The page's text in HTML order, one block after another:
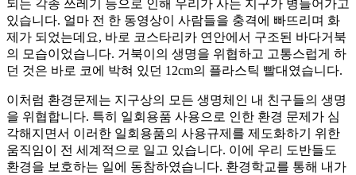
되는 각종 쓰레기 등으로 인해 우리가 사는 지구가 병들어가고
있습니다. 얼마 전 한 동영상이 사람들을 충격에 빠뜨리며 화
제가 되었는데요, 바로 코스타리카 연안에서 구조된 바다거북
의 모습이었습니다. 거북이의 생명을 위협하고 고통스럽게 하
던 것은 바로 코에 박혀 있던 12cm의 플라스틱 빨대였습니다.
이처럼 환경문제는 지구상의 모든 생명체인 내 친구들의 생명
을 위협합니다. 특히 일회용품 사용으로 인한 환경 문제가 심
각해지면서 이러한 일회용품의 사용규제를 제도화하기 위한
움직임이 전 세계적으로 일고 있습니다. 이에 우리 도반들도
환경을 보호하는 일에 동참하였습니다. 환경학교를 통해 내가